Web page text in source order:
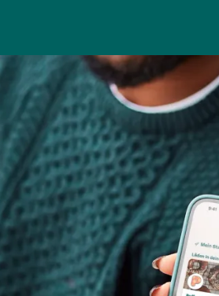
Nähe.
Bestätige deine
bezahle über die